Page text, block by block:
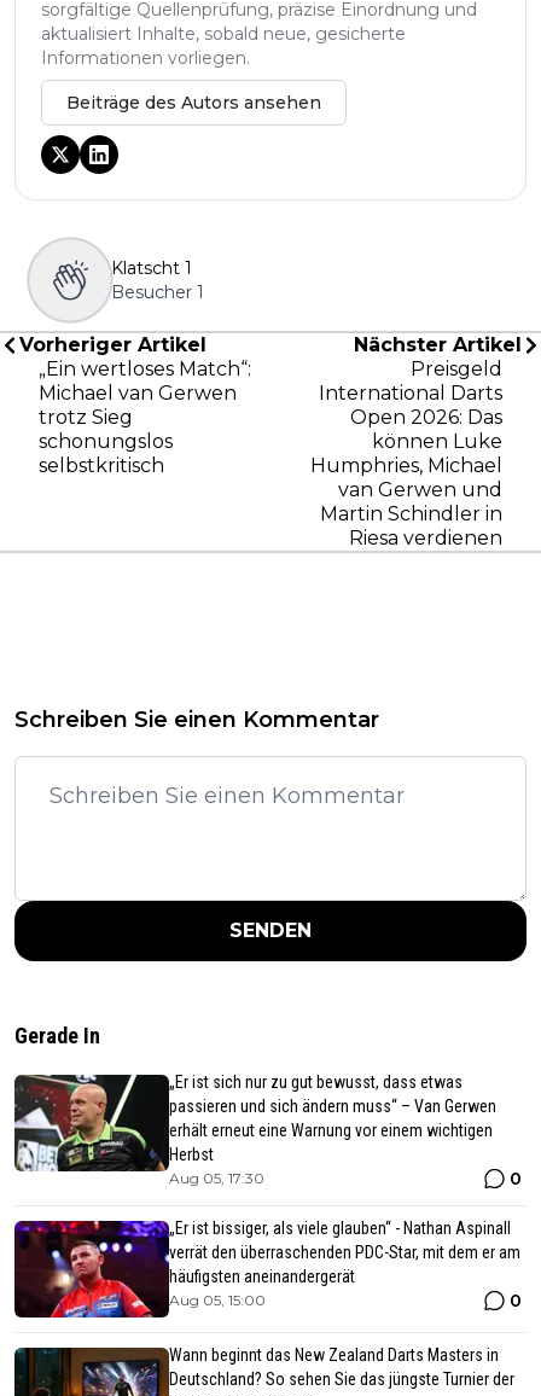
sorgfältige Quellenprüfung, präzise Einordnung und
aktualisiert Inhalte, sobald neue, gesicherte
Informationen vorliegen.
Beiträge des Autors ansehen
Klatscht 1
Besucher 1
Vorheriger Artikel
„Ein wertloses Match“:
Michael van Gerwen
trotz Sieg
schonungslos
selbstkritisch
Nächster Artikel
Preisgeld
International Darts
Open 2026: Das
können Luke
Humphries, Michael
van Gerwen und
Martin Schindler in
Riesa verdienen
Schreiben Sie einen Kommentar
SENDEN
Gerade In
„Er ist sich nur zu gut bewusst, dass etwas
passieren und sich ändern muss“ – Van Gerwen
erhält erneut eine Warnung vor einem wichtigen
Herbst
Aug 05, 17:30 0
„Er ist bissiger, als viele glauben“ - Nathan Aspinall
verrät den überraschenden PDC-Star, mit dem er am
häufigsten aneinandergerät
Aug 05, 15:00 0
Wann beginnt das New Zealand Darts Masters in
Deutschland? So sehen Sie das jüngste Turnier der